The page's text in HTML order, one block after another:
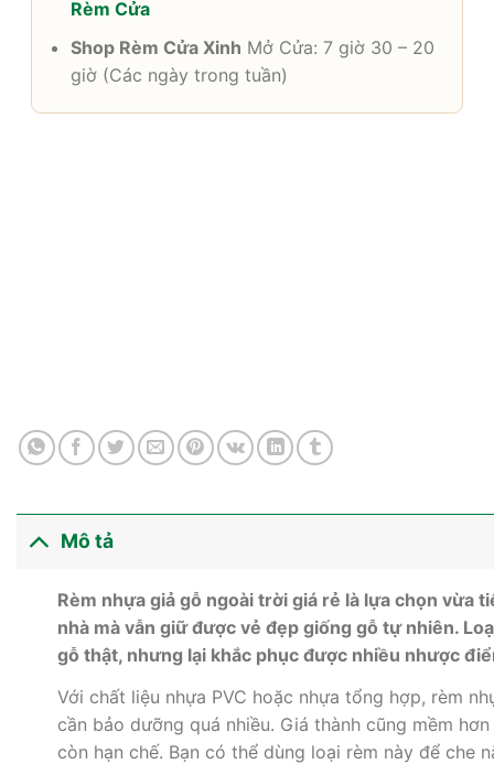
Rèm Cửa
Shop Rèm Cửa Xinh Mở Cửa: 7 giờ 30 – 20
giờ (Các ngày trong tuần)
Mô tả
Rèm nhựa giả gỗ ngoài trời giá rẻ là lựa chọn vừa
nhà mà vẫn giữ được vẻ đẹp giống gỗ tự nhiên.
gỗ thật, nhưng lại khắc phục được nhiều nhược
Với chất liệu nhựa PVC hoặc nhựa tổng hợp, rèm
cần bảo dưỡng quá nhiều. Giá thành cũng mềm
còn hạn chế. Bạn có thể dùng loại rèm này để